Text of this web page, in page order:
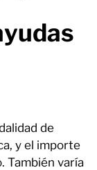
de
y el importe
También varía